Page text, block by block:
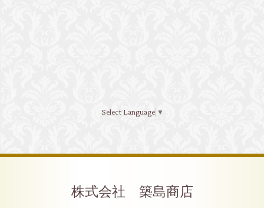
Select Language ▼
株式会社 築島商店